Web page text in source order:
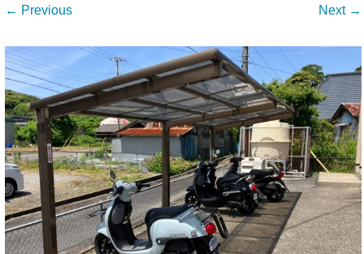
← Previous Next →